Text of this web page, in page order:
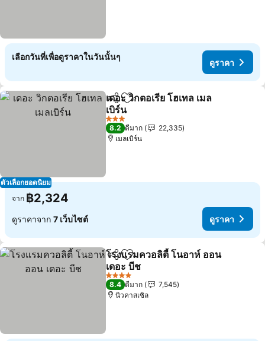
เลือกวันที่เพื่อดูราคาในวันนั้นๆ
ดูราคา
ตัวเลือกยอดนิยม
แชร์ เพิ่มในรายการโปรด
เดอะ วิกตอเรีย โฮเทล เมล
เบิร์น
ดูราคา
3 ดาว
8.2 ดีมาก
22,335
เมลเบิร์น
จาก ฿2,324
ดูราคาจาก 7 เว็บไซต์ ดูราคา
แชร์ เพิ่มในรายการโปรด
โรงแรมควอลิตี้ โนอาห์ ออน
เดอะ บีช
ดูราคา
4 ดาว
8.4 ดีมาก
7,545
นิวคาสเซิล